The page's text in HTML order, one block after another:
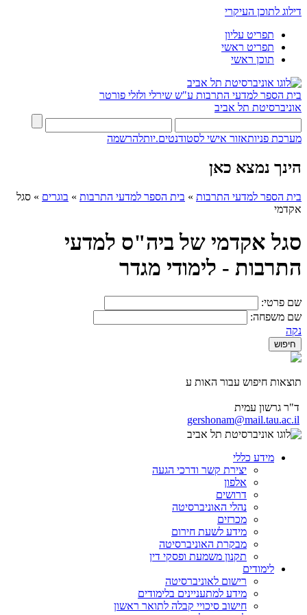
דילוג לתוכן העיקרי
תפריט עליון
תפריט ראשי
תוכן ראשי
בית הספר למדעי התרבות ע"ש שירלי ולזלי פורטר
אוניברסיטת תל אביב
מערכת פניותאזור אישי לסטודנטים.יותלהרשמה
הינך נמצא כאן
בית הספר למדעי התרבות » בית הספר למדעי התרבות » בוגרים » סגל
אקדמי
סגל אקדמי של ביה"ס למדעי
התרבות - לימודי מגדר
שם פרטי:
שם משפחה:
נקה
תוצאות חיפוש עבור האות ע
ד"ר גרשון עמית
gershonam@mail.tau.ac.il
מידע כללי
יצירת קשר ודרכי הגעה
אלפון
דרושים
נהלי האוניברסיטה
מכרזים
מידע לשעת חירום
מבקרת האוניברסיטה
תקנון משמעת ופסקי דין
לימודים
רישום לאוניברסיטה
מידע למתעניינים בלימודים
חישוב סיכויי קבלה לתואר ראשון